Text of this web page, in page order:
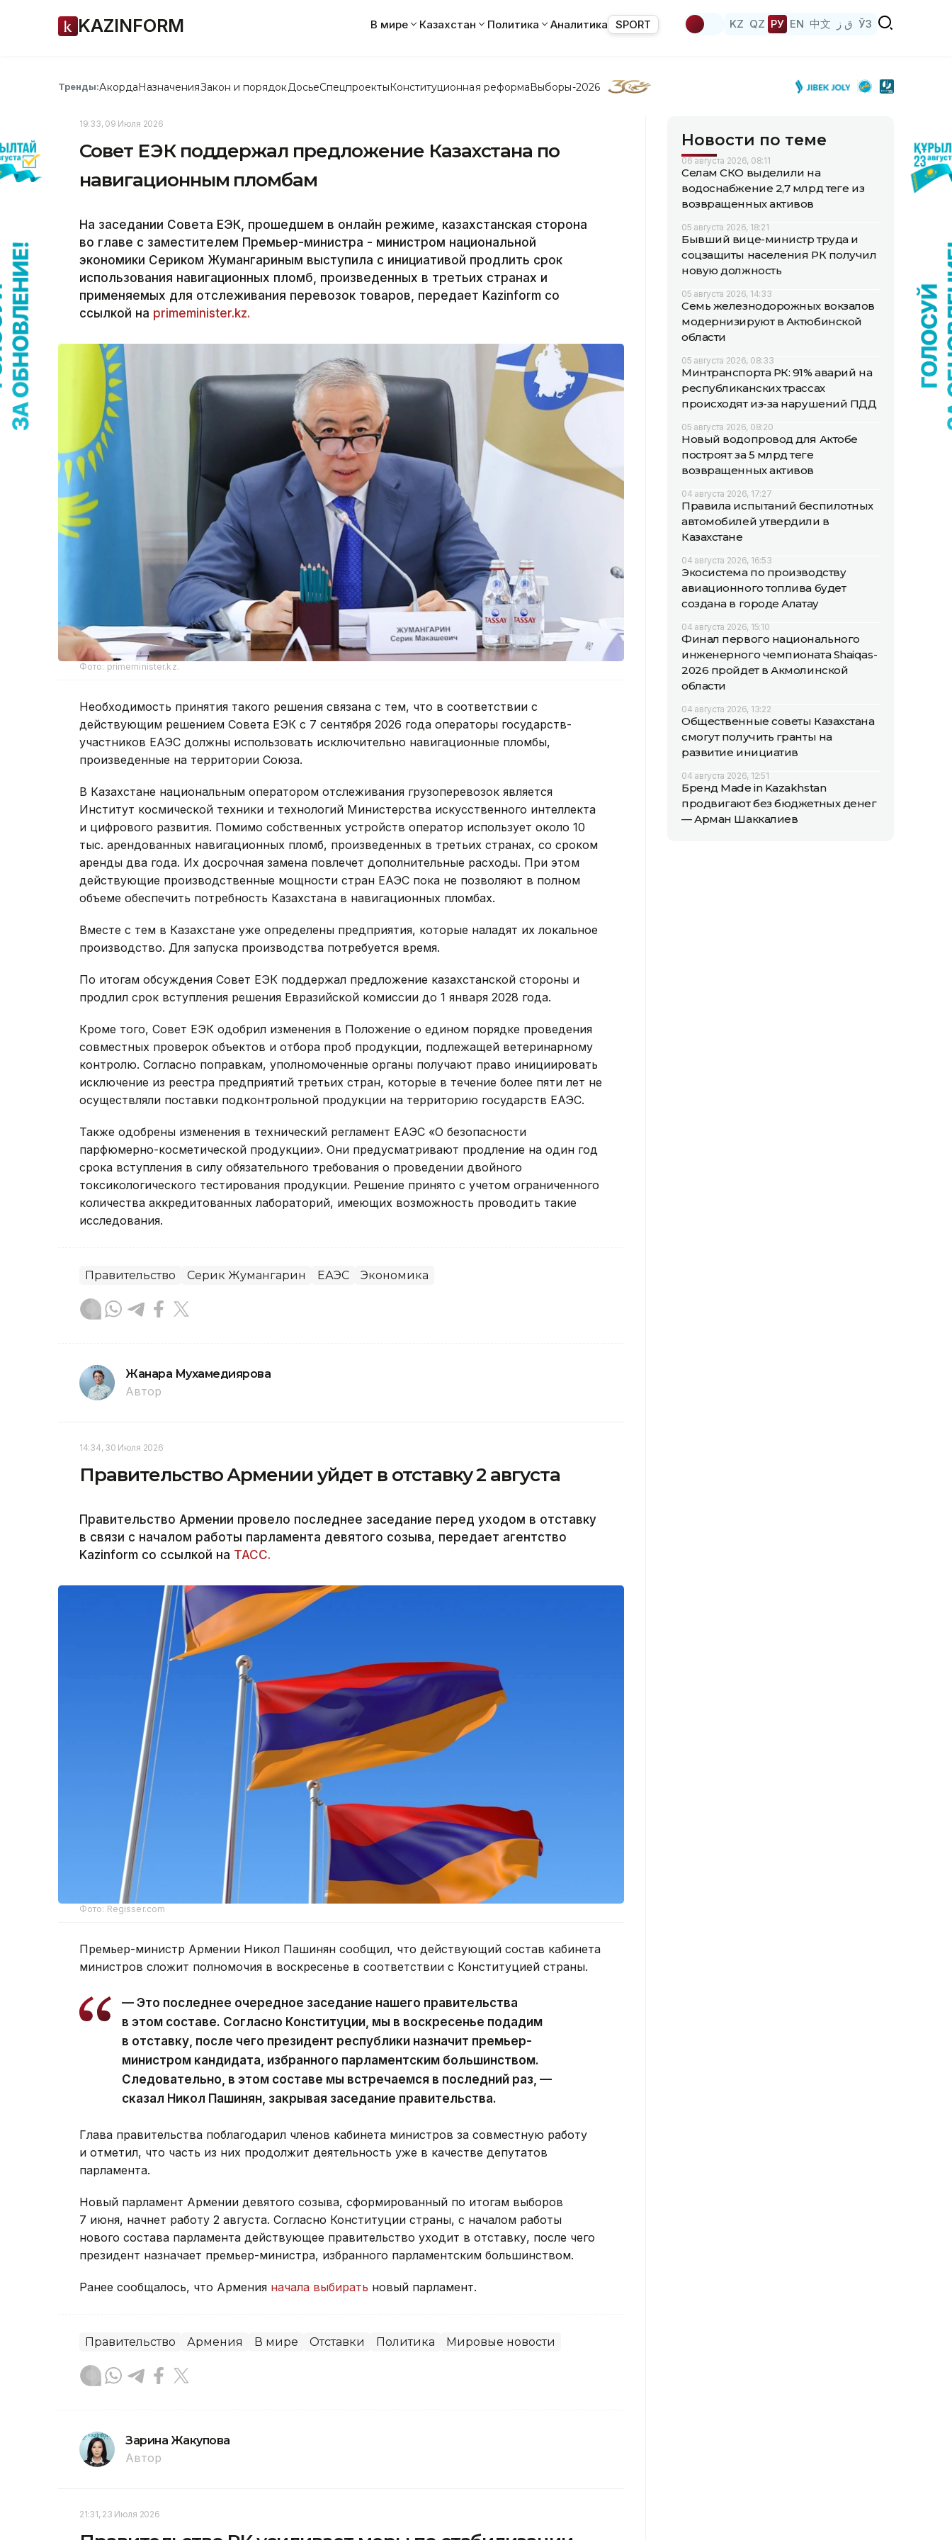
KAZINFORM В мире Казахстан Политика Аналитика SPORT KZ QZ РУ EN 中文 ق ز ЎЗ
Тренды:АкордаНазначенияЗакон и порядок ДосьеСпецпроектыКонституционная реформаВыборы-2026
19:33, 09 Июля 2026
Совет ЕЭК поддержал предложение Казахстана по
навигационным пломбам
На заседании Совета ЕЭК, прошедшем в онлайн режиме, казахстанская сторона
во главе с заместителем Премьер-министра - министром национальной
экономики Сериком Жумангариным выступила с инициативой продлить срок
использования навигационных пломб, произведенных в третьих странах и
применяемых для отслеживания перевозок товаров, передает Kazinform со
ссылкой на primeminister.kz.
Фото: primeminister.kz.
Необходимость принятия такого решения связана с тем, что в соответствии с
действующим решением Совета ЕЭК с 7 сентября 2026 года операторы государств-
участников ЕАЭС должны использовать исключительно навигационные пломбы,
произведенные на территории Союза.
В Казахстане национальным оператором отслеживания грузоперевозок является
Институт космической техники и технологий Министерства искусственного интеллекта
и цифрового развития. Помимо собственных устройств оператор использует около 10
тыс. арендованных навигационных пломб, произведенных в третьих странах, со сроком
аренды два года. Их досрочная замена повлечет дополнительные расходы. При этом
действующие производственные мощности стран ЕАЭС пока не позволяют в полном
объеме обеспечить потребность Казахстана в навигационных пломбах.
Вместе с тем в Казахстане уже определены предприятия, которые наладят их локальное
производство. Для запуска производства потребуется время.
По итогам обсуждения Совет ЕЭК поддержал предложение казахстанской стороны и
продлил срок вступления решения Евразийской комиссии до 1 января 2028 года.
Кроме того, Совет ЕЭК одобрил изменения в Положение о едином порядке проведения
совместных проверок объектов и отбора проб продукции, подлежащей ветеринарному
контролю. Согласно поправкам, уполномоченные органы получают право инициировать
исключение из реестра предприятий третьих стран, которые в течение более пяти лет не
осуществляли поставки подконтрольной продукции на территорию государств ЕАЭС.
Также одобрены изменения в технический регламент ЕАЭС «О безопасности
парфюмерно-косметической продукции». Они предусматривают продление на один год
срока вступления в силу обязательного требования о проведении двойного
токсикологического тестирования продукции. Решение принято с учетом ограниченного
количества аккредитованных лабораторий, имеющих возможность проводить такие
исследования.
Правительство Серик Жумангарин ЕАЭС Экономика
Жанара Мухамедиярова
Автор
14:34, 30 Июля 2026
Правительство Армении уйдет в отставку 2 августа
Правительство Армении провело последнее заседание перед уходом в отставку
в связи с началом работы парламента девятого созыва, передает агентство
Kazinform со ссылкой на ТАСС.
Фото: Regisser.com
Премьер-министр Армении Никол Пашинян сообщил, что действующий состав кабинета
министров сложит полномочия в воскресенье в соответствии с Конституцией страны.
— Это последнее очередное заседание нашего правительства
в этом составе. Согласно Конституции, мы в воскресенье подадим
в отставку, после чего президент республики назначит премьер-
министром кандидата, избранного парламентским большинством.
Следовательно, в этом составе мы встречаемся в последний раз, —
сказал Никол Пашинян, закрывая заседание правительства.
Глава правительства поблагодарил членов кабинета министров за совместную работу
и отметил, что часть из них продолжит деятельность уже в качестве депутатов
парламента.
Новый парламент Армении девятого созыва, сформированный по итогам выборов
7 июня, начнет работу 2 августа. Согласно Конституции страны, с началом работы
нового состава парламента действующее правительство уходит в отставку, после чего
президент назначает премьер-министра, избранного парламентским большинством.
Ранее сообщалось, что Армения начала выбирать новый парламент.
Правительство Армения В мире Отставки Политика Мировые новости
Зарина Жакупова
Автор
21:31, 23 Июля 2026
Новости по теме
06 августа 2026, 08:11
Селам СКО выделили на
водоснабжение 2,7 млрд теңге из
возвращенных активов
05 августа 2026, 18:21
Бывший вице-министр труда и
соцзащиты населения РК получил
новую должность
05 августа 2026, 14:33
Семь железнодорожных вокзалов
модернизируют в Актюбинской
области
05 августа 2026, 08:33
Минтранспорта РК: 91% аварий на
республиканских трассах
происходят из-за нарушений ПДД
05 августа 2026, 08:20
Новый водопровод для Актобе
построят за 5 млрд теңге
возвращенных активов
04 августа 2026, 17:27
Правила испытаний беспилотных
автомобилей утвердили в
Казахстане
04 августа 2026, 16:53
Экосистема по производству
авиационного топлива будет
создана в городе Алатау
04 августа 2026, 15:10
Финал первого национального
инженерного чемпионата Shaiqas-
2026 пройдет в Акмолинской
области
04 августа 2026, 13:22
Общественные советы Казахстана
смогут получить гранты на
развитие инициатив
04 августа 2026, 12:51
Бренд Made in Kazakhstan
продвигают без бюджетных денег
— Арман Шаккалиев